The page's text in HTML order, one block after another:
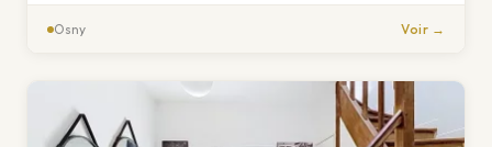
Osny Voir →